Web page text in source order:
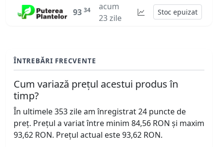
93 34
acum
23 zile
Stoc epuizat
ÎNTREBĂRI FRECVENTE
Cum variază prețul acestui produs în
timp?
În ultimele 353 zile am înregistrat 24 puncte de
preț. Prețul a variat între minim 84,56 RON și maxim
93,62 RON. Prețul actual este 93,62 RON.